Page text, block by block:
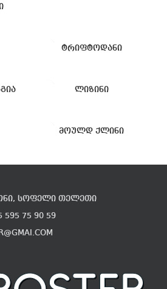
ტრიფტოდანი
ლიზინი
მოულდ ქლინი
სოფელი თელეთი
75 90 59